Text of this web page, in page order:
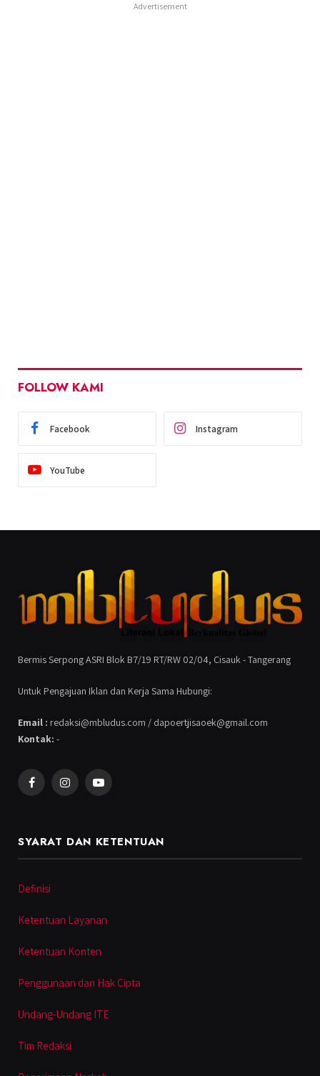
Advertisement
FOLLOW KAMI
Facebook Instagram
YouTube
Bermis Serpong ASRI Blok B7/19 RT/RW 02/04, Cisauk - Tangerang
Untuk Pengajuan Iklan dan Kerja Sama Hubungi:
Email : redaksi@mbludus.com / dapoertjisaoek@gmail.com
Kontak: -
FacebookInstagramYouTube
SYARAT DAN KETENTUAN
Definisi
Ketentuan Layanan
Ketentuan Konten
Penggunaan dan Hak Cipta
Undang-Undang ITE
Tim Redaksi